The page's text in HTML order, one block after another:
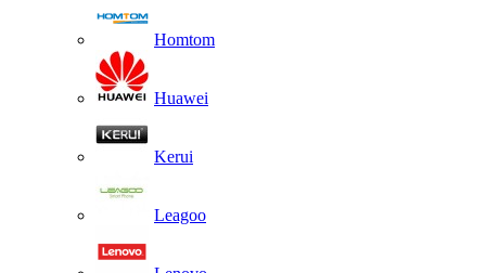
Homtom
Huawei
Kerui
Leagoo